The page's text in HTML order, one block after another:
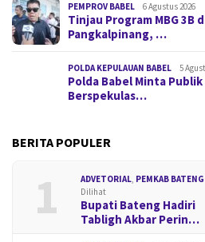
PEMPROV BABEL 6 Agustus 2026
Tinjau Program MBG 3B
Pangkalpinang, …
POLDA KEPULAUAN BABEL 5
Polda Babel Minta Publik
Berspekulas…
BERITA POPULER
1 ADVETORIAL, PEMKAB BATENG
Dilihat
Bupati Bateng Hadiri
Tabligh Akbar Perin…